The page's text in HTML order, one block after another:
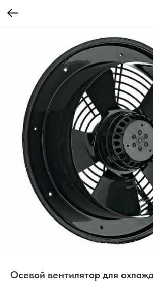
Осевой вентилятор для